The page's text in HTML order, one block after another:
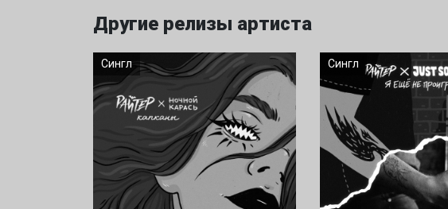
Другие релизы артиста
Сингл Сингл